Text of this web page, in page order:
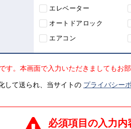
エレベーター
オートドアロック
エアコン
す。本画面で入力いただきましてもお
して送られ、当サイトの プライバシー
必須項目の入力